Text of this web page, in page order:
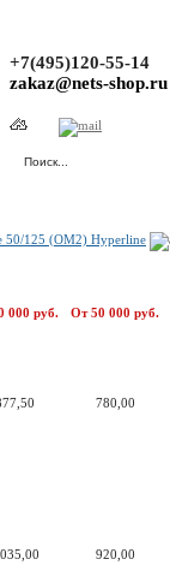
+7(495)120-55-14
zakaz@nets-shop.ru
50/125 (OM2) Hyperline
000 руб. От 50 000 руб.
780,00
920,00